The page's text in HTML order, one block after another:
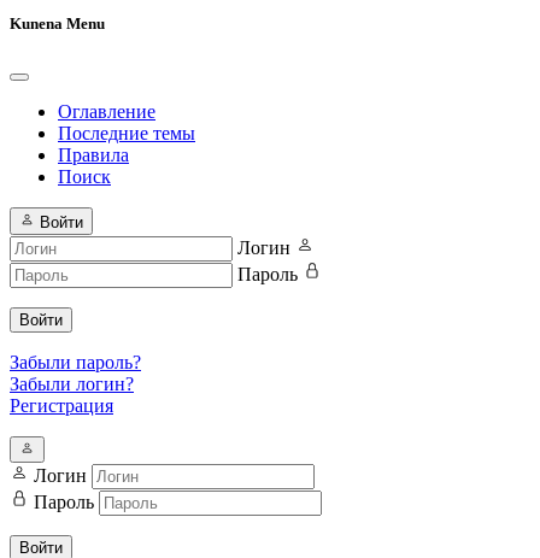
Kunena Menu
Оглавление
Последние темы
Правила
Поиск
Войти
Логин
Пароль
Войти
Забыли пароль?
Забыли логин?
Регистрация
Логин
Пароль
Войти